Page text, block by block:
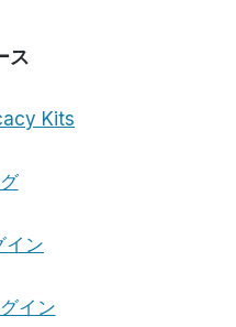
ス
Kits
イン
イン